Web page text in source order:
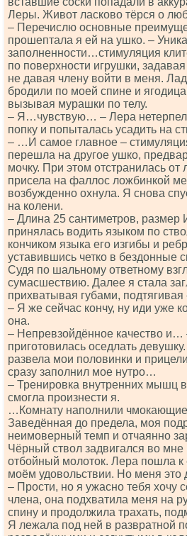
Леры. Живот ласково тёрся о
– Перечислю основные
прошептала я ей на ушко. –
заполненности…стимуляция
по поверхности игрушки,
не давая члену войти в меня.
бродили по моей спине и
вызывая мурашки по телу.
– Я…чувствую… – Лера
попку и попыталась усадить на
– …И самое главное –
перешла на другое ушко,
мочку. При этом отстранилась
присела на фаллос ложбинкой
возбужденно охнула. Я снова
на колени.
– Длина 25 сантиметров, размер
принялась водить языком по
кончиком языка его изгибы и
уставившись четко в бездонные
Судя по шальному ответному
сумасшествию. Далее я стала
прихватывая губами,
– Я же сейчас кончу, ну иди уже
она.
– Непревзойдённое качество и…
приготовилась оседлать
развела мои половинки и
сразу заполнил мое нутро…
– Тренировка внутренних мышц
смогла произнести я.
…Комнату наполнили
Заведённая до предела, моя
неимоверный темп и отчаянно
Чёрный ствол задвигался во мне
отбойный молоток. Лера пошла к
моём удовольствии. Но меня это
– Прости, но я ужасно тебя хочу
члена, она подхватила меня на
спину и продолжила трахать,
Я лежала под ней в развратной